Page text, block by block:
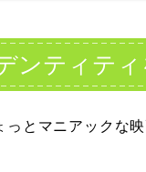
ンティテ
っとマニアックな